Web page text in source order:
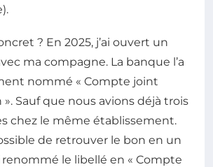
? En 2025, j’ai ouvert un
ma compagne. La banque l’a
nommé « Compte joint
Sauf que nous avions déjà trois
chez le même établissement.
de retrouver le bon en un
renommé le libellé en « Compte